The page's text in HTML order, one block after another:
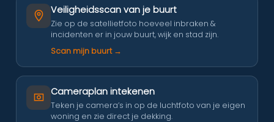
Veiligheidsscan van je buurt
Zie op de satellietfoto hoeveel inbraken &
incidenten er in jouw buurt, wijk en stad zijn.
Scan mijn buurt →
Cameraplan intekenen
Teken je camera’s in op de luchtfoto van je eigen
woning en zie direct je dekking.